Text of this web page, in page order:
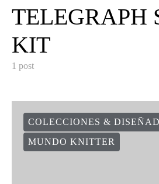
TELEGRAPH
KIT
1 post
COLECCIONES &
MUNDO KNITTER